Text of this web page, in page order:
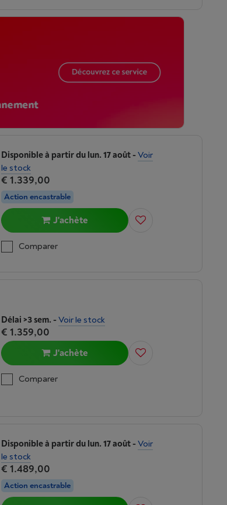
Disponible à partir du lun. 17 août- Voir
le stock
€ 1.339,00
Action encastrable
J'achète
Comparer
Délai >3 sem. - Voir le stock
€ 1.359,00
J'achète
Comparer
Disponible à partir du lun. 17 août- Voir
le stock
€ 1.489,00
Action encastrable